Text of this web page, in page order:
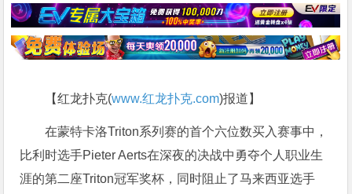
【红龙扑克(www.红龙扑克.com)报道】
在蒙特卡洛Triton系列赛的首个六位数买入赛事中，
比利时选手Pieter Aerts在深夜的决战中勇夺个人职业生
涯的第二座Triton冠军奖杯，同时阻止了马来西亚选手